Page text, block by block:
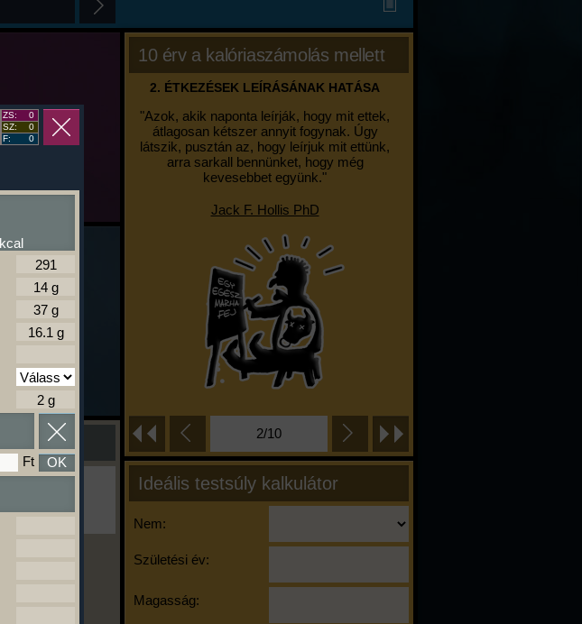
10 érv a kalóriaszámolás mellett
2. ÉTKEZÉSEK LEÍRÁSÁNAK HATÁSA
"Azok, akik naponta leírják, hogy mit ettek,
átlagosan kétszer annyit fogynak. Úgy
látszik, pusztán az, hogy leírjuk mit ettünk,
arra sarkall bennünket, hogy még
kevesebbet együnk."
Jack F. Hollis PhD
2/10
Ideális testsúly kalkulátor
Nem:
Születési év:
Magasság:
többet,
funkció.
ZS:
0
SZ:
0
F:
0
Ft OK